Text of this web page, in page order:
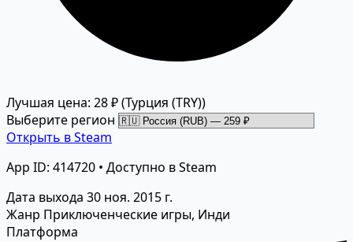
Лучшая цена: 28 ₽(Турция (TRY))
Выберите регион
Открыть в Steam
App ID: 414720 • Доступно в Steam
Дата выхода 30 ноя. 2015 г.
Жанр Приключенческие игры, Инди
Платформа